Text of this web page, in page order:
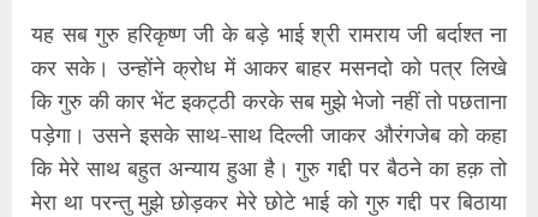
यह सब गुरु हरिकृष्ण जी के बड़े भाई श्री रामराय जी बर्दाश्त ना
कर सके। उन्होंने क्रोध में आकर बाहर मसनदो को पत्र लिखे
कि गुरु की कार भेंट इकट्ठी करके सब मुझे भेजो नहीं तो पछताना
पड़ेगा। उसने इसके साथ-साथ दिल्ली जाकर औरंगजेब को कहा
कि मेरे साथ बहुत अन्याय हुआ है। गुरु गद्दी पर बैठने का हक़ तो
मेरा था परन्तु मुझे छोड़कर मेरे छोटे भाई को गुरु गद्दी पर बिठाया